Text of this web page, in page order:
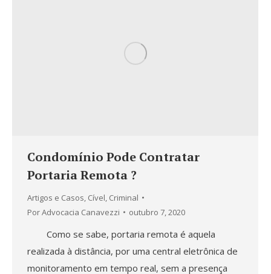
Condomínio Pode Contratar
Portaria Remota ?
Artigos e Casos Cível Criminal
PorAdvocacia Canavezzi outubro 7, 2020
Como se sabe, portaria remota é aquela
realizada à distância, por uma central eletrônica de
monitoramento em tempo real, sem a presença